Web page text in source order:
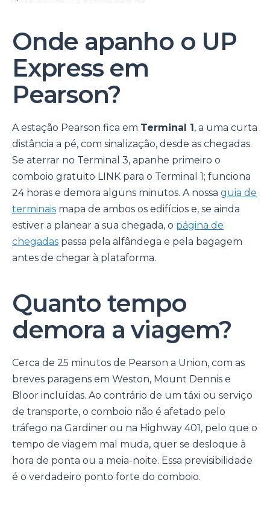
Onde apanho o UP
Express em
Pearson?
A estação Pearson fica em Terminal 1, a uma curta
distância a pé, com sinalização, desde as chegadas.
Se aterrar no Terminal 3, apanhe primeiro o
comboio gratuito LINK para o Terminal 1; funciona
24 horas e demora alguns minutos. A nossa guia de
terminais mapa de ambos os edifícios e, se ainda
estiver a planear a sua chegada, o página de
chegadas passa pela alfândega e pela bagagem
antes de chegar à plataforma.
Quanto tempo
demora a viagem?
Cerca de 25 minutos de Pearson a Union, com as
breves paragens em Weston, Mount Dennis e
Bloor incluídas. Ao contrário de um táxi ou serviço
de transporte, o comboio não é afetado pelo
tráfego na Gardiner ou na Highway 401, pelo que o
tempo de viagem mal muda, quer se desloque à
hora de ponta ou a meia-noite. Essa previsibilidade
é o verdadeiro ponto forte do comboio.